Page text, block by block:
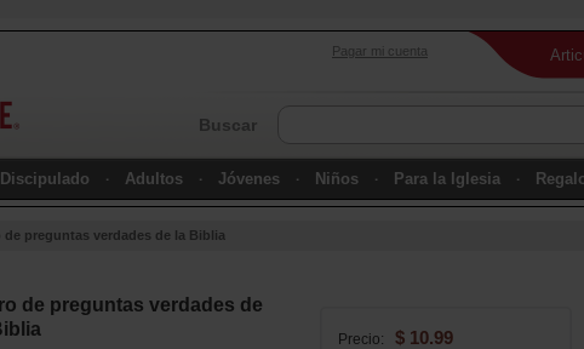
Pagar mi cuenta
Buscar
Adultos Jóvenes Niños Para la Iglesia
de preguntas verdades de la Biblia
de preguntas verdades de
Precio: $ 10.99